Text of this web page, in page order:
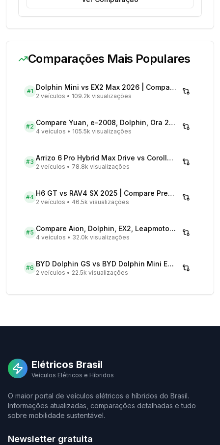
Comparações Mais Populares
#1 Dolphin Mini vs EX2 Max 2026 | Compare Preços
2 veículos • 109.2k visualizações
#2 Compare Yuan, e-2008, Dolphin, Ora 2026 | Veículos Elétricos
4 veículos • 105.5k visualizações
#3 Arrizo 6 Pro Hybrid Max Drive vs Corolla Cross XRX Hybrid - Comparativo Completo
2 veículos • 78.8k visualizações
#4 H6 GT vs RAV4 SX 2025 | Compare Preços
2 veículos • 46.5k visualizações
#5 Compare Aion, Dolphin, EX2, Leapmotor 2026 | Veículos Elétricos
4 veículos • 32.0k visualizações
#6 BYD Dolphin GS vs BYD Dolphin Mini EV - Comparativo Completo
2 veículos • 22.5k visualizações
Elétricos Brasil
Veículos Elétricos e Híbridos
O maior portal de veículos elétricos e híbridos do Brasil.
Informações atualizadas, comparações detalhadas e tudo
sobre mobilidade sustentável.
Newsletter gratuita